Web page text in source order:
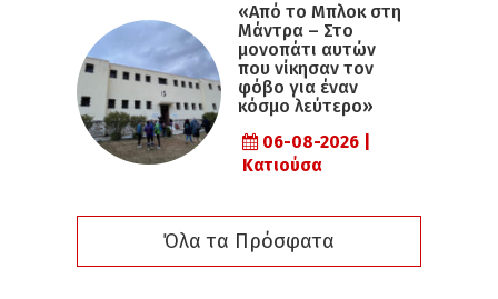
«Από το Μπλοκ στη
Μάντρα – Στο
μονοπάτι αυτών
που νίκησαν τον
φόβο για έναν
κόσμο λεύτερο»
06-08-2026 |
Κατιούσα
Όλα τα Πρόσφατα